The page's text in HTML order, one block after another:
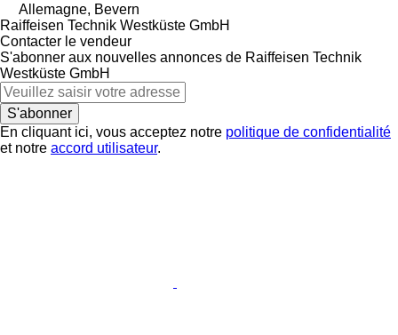
Allemagne, Bevern
Raiffeisen Technik Westküste GmbH
Contacter le vendeur
S'abonner aux nouvelles annonces de Raiffeisen Technik
Westküste GmbH
S'abonner
En cliquant ici, vous acceptez notre politique de confidentialité
et notre accord utilisateur.